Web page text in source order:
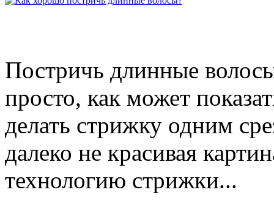
Постричь длинные
просто, как может
делать стрижку одним
далеко не красивая
технологию стрижки...